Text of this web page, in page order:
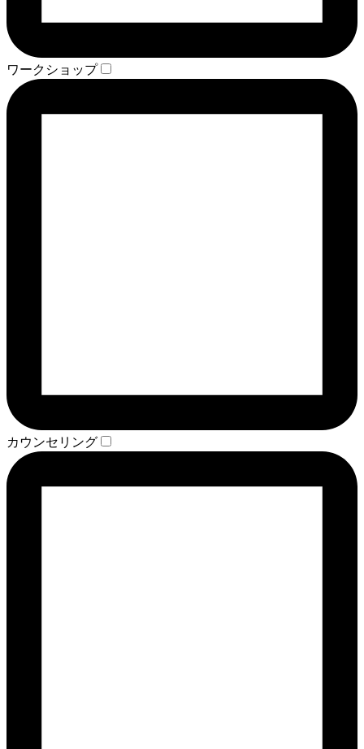
ワークショップ
カウンセリング